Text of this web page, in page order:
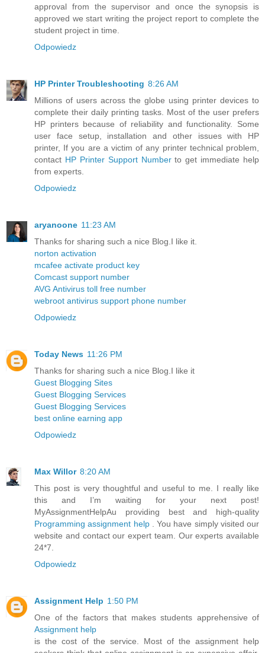
approval from the supervisor and once the synopsis is
approved we start writing the project report to complete the
student project in time.
Odpowiedz
HP Printer Troubleshooting 8:26 AM
Millions of users across the globe using printer devices to
complete their daily printing tasks. Most of the user prefers
HP printers because of reliability and functionality. Some
user face setup, installation and other issues with HP
printer, If you are a victim of any printer technical problem,
contact HP Printer Support Numberto get immediate help
from experts.
Odpowiedz
aryanoone 11:23 AM
Thanks for sharing such a nice Blog.I like it.
norton activation
mcafee activate product key
Comcast support number
AVG Antivirus toll free number
webroot antivirus support phone number
Odpowiedz
Today News 11:26 PM
Thanks for sharing such a nice Blog.I like it
Guest Blogging Sites
Guest Blogging Services
Guest Blogging Services
best online earning app
Odpowiedz
Max Willor 8:20 AM
This post is very thoughtful and useful to me. I really like
this and I’m waiting for your next post!
MyAssignmentHelpAu providing best and high-quality
Programming assignment help
. You have simply visited our
website and contact our expert team. Our experts available
24*7.
Odpowiedz
Assignment Help 1:50 PM
One of the factors that makes students apprehensive of
Assignment help
is the cost of the service. Most of the assignment help